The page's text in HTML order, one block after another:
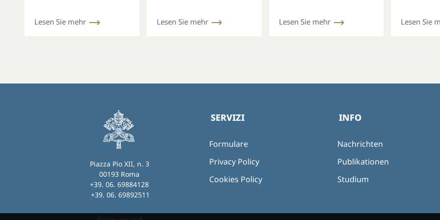
Lesen Sie mehr
ihren monatlichen
Lesen Sie mehr Lesen Sie mehr Lesen Sie
Piazza Pio XII, n. 3
00193 Roma
+39. 06. 69884128
+39. 06. 69892511
SERVIZI
Formulare
Privacy Policy
Cookies Policy
INFO
Nachrichten
Publikationen
Studium